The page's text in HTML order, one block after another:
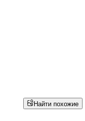
Найти похожие